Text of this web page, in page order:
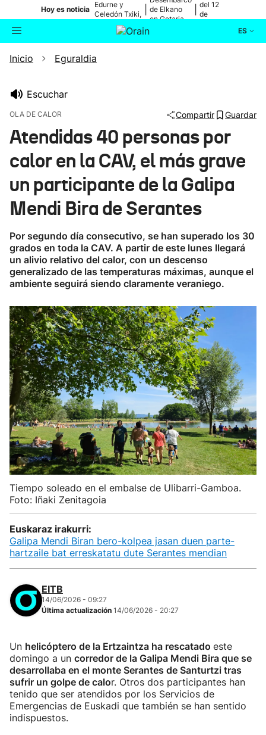
Hoy es noticia
Edurne y
Celedón Txiki,
en directo
de Elkano
en Getaria
del 12
de
ES
Buscador
Ikusmiran
Eguraldia
Inicio Eguraldia
Escuchar
OLA DE CALOR Compartir Guardar
Atendidas 40 personas por
calor en la CAV, el más grave
un participante de la Galipa
Mendi Bira de Serantes
Por segundo día consecutivo, se han superado los 30
grados en toda la CAV. A partir de este lunes llegará
un alivio relativo del calor, con un descenso
generalizado de las temperaturas máximas, aunque el
ambiente seguirá siendo claramente veraniego.
Tiempo soleado en el embalse de Ulibarri-Gamboa.
Foto: Iñaki Zenitagoia
Euskaraz irakurri:
Galipa Mendi Biran bero-kolpea jasan duen parte-
hartzaile bat erreskatatu dute Serantes mendian
EITB
14/06/2026 - 09:27
Última actualización 14/06/2026 - 20:27
Un helicóptero de la Ertzaintza ha rescatado este
domingo a un corredor de la Galipa Mendi Bira que se
desarrollaba en el monte Serantes de Santurtzi tras
sufrir un golpe de calor. Otros dos participantes han
tenido que ser atendidos por los Servicios de
Emergencias de Euskadi que también se han sentido
indispuestos.